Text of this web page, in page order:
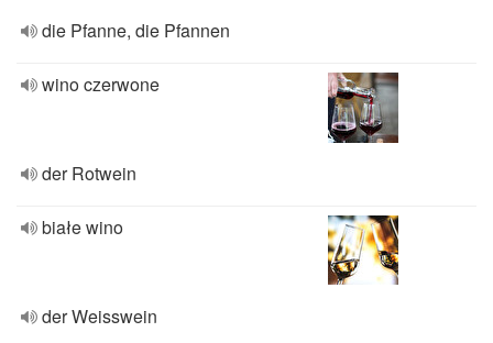
die Pfanne, die Pfannen
wino czerwone
der Rotwein
białe wino
der Weisswein